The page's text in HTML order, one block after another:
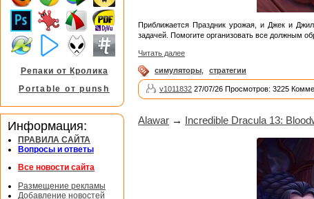
Приближается Праздник урожая, и Джек и
задачей. Помогите организовать все должным
Читать далее
симуляторы стратегии
v1011832 27/07/26 Просмотров: 3225
Alawar → Incredible Dracula 13:
Репаки от Кролика
Portable от punsh
Информация:
ПРАВИЛА САЙТА
Вопросы и ответы
Все новости сайта
Размещение рекламы
Добавление новостей